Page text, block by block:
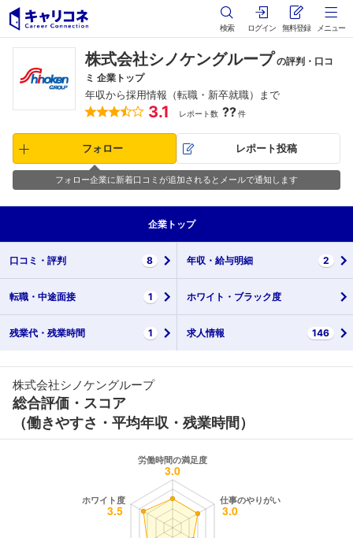
検索 ログイン 無料登録 メニュー
株式会社シノケングループ の評判・口コ
ミ 企業トップ
年収から採用情報（転職・新卒就職）まで
3.1 レポート数 ??件
フォロー レポート投稿
フォロー企業に新着口コミが追加されるとメールで通知します
企業 トップ
口コミ・ 評判 8 年収・ 給与明細 2
転職・ 中途面接 1 ホワイト・ ブラック度
残業代・ 残業時間 1 求人情報 146
株式会社シノケングループ
総合評価・スコア
（働きやすさ・平均年収・残業時間）